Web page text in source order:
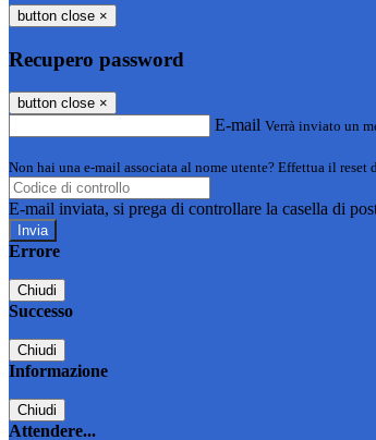
button close ×
Recupero password
button close ×
E-mail Verrà inviato un
Non hai una e-mail associata al nome utente? Effettua il reset
E-mail inviata, si prega di controllare la casella di
Errore
Chiudi
Successo
Chiudi
Informazione
Chiudi
Attendere...